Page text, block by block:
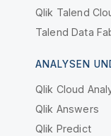
Qlik Talend
Talend Data
ANALYSEN
Qlik Cloud
Qlik Answers
Qlik Predict